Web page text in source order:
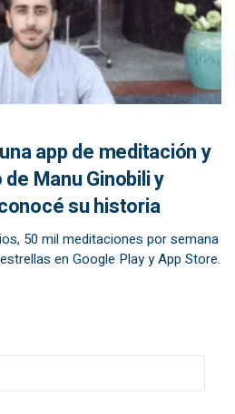
app de meditación y
Manu Ginobili y
su historia
50 mil meditaciones por semana
en Google Play y App Store.